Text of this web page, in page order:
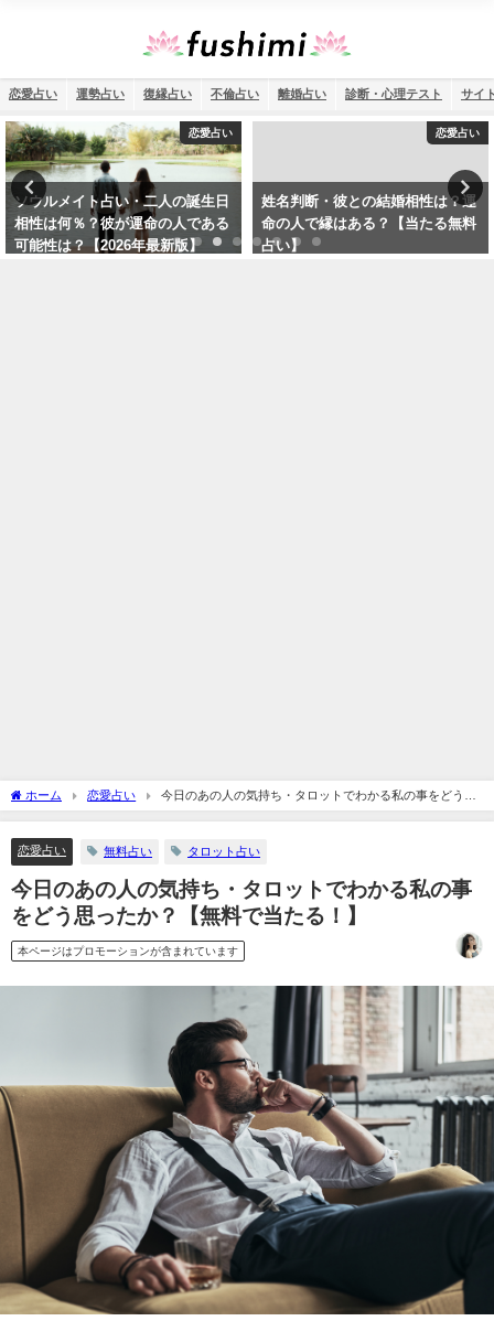
恋愛占い 運勢占い 復縁占い 不倫占い 離婚占い 診断・心理テスト サイ
恋愛占い
ソウルメイト占い・二人の誕生日
相性は何％？彼が運命の人である
可能性は？【2026年最新版】
恋愛占い
姓名判断・彼との結婚相性は？運
命の人で縁はある？【当たる無料
占い】
ホーム 恋愛占い
今日のあの人の気持ち・タロットでわかる私の事をどう思
ったか？【無料で当たる！】
恋愛占い 無料占い タロット占い
今日のあの人の気持ち・タロットでわかる私の事
をどう思ったか？【無料で当たる！】
本ページはプロモーションが含まれています